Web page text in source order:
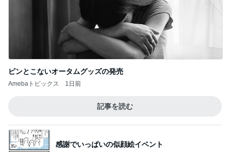
ピンとこないオータムグッズの発売
Amebaトピックス 1日前
記事を読む
感謝でいっぱいの似顔絵イベント